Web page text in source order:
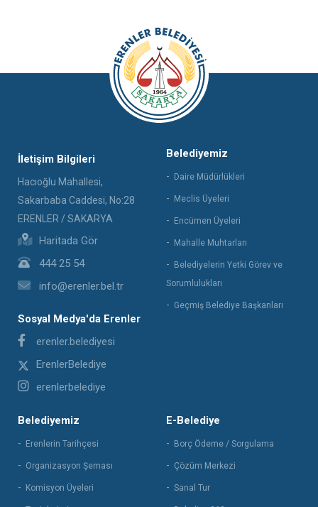
İletişim Bilgileri
Hacıoğlu Mahallesi,
Sakarbaba Caddesi, No:28
ERENLER / SAKARYA
Haritada Gör
444 25 54
info@erenler.bel.tr
Sosyal Medya'da Erenler
erenler.belediyesi
ErenlerBelediye
erenlerbelediye
Belediyemiz
Daire Müdürlükleri
Meclis Üyeleri
Encümen Üyeleri
Mahalle Muhtarları
Belediyelerin Yetki Görev ve
Sorumlulukları
Geçmiş Belediye Başkanları
Belediyemiz
Erenlerin Tarihçesi
Organizasyon Şeması
Komisyon Üyeleri
E-Belediye
Borç Ödeme / Sorgulama
Çözüm Merkezi
Sanal Tur